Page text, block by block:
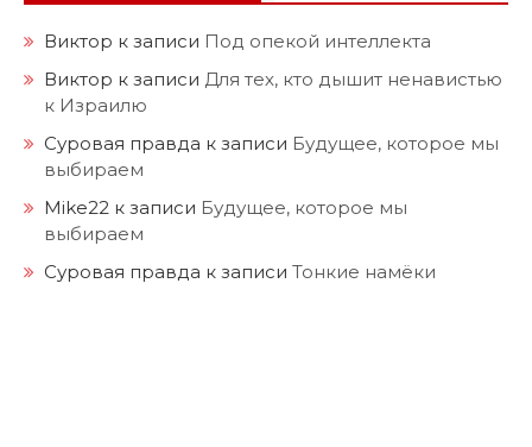
Виктор к записи Под опекой интеллекта
Виктор к записи Для тех, кто дышит ненавистью
к Израилю
Суровая правда к записи Будущее, которое мы
выбираем
Mike22 к записи Будущее, которое мы
выбираем
Суровая правда к записи Тонкие намёки